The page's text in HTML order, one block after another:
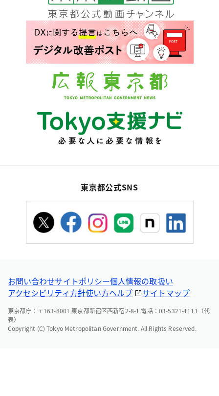
東京都公式SNS
お問い合わせサイトポリシー個人情報の取扱い
アクセシビリティ方針使い方ヘルプ サイトマップ
東京都庁：〒163-8001 東京都新宿区西新宿2-8-1 電話：03-5321-1111（代
表）
Copyright (C) Tokyo Metropolitan Government. All Rights Reserved.